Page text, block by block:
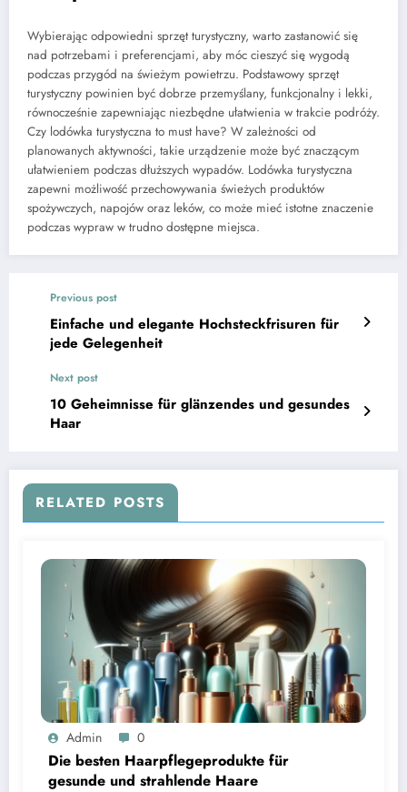
Wybierając odpowiedni sprzęt turystyczny, warto zastanowić się
nad potrzebami i preferencjami, aby móc cieszyć się wygodą
podczas przygód na świeżym powietrzu. Podstawowy sprzęt
turystyczny powinien być dobrze przemyślany, funkcjonalny i lekki,
równocześnie zapewniając niezbędne ułatwienia w trakcie podróży.
Czy lodówka turystyczna to must have? W zależności od
planowanych aktywności, takie urządzenie może być znaczącym
ułatwieniem podczas dłuższych wypadów. Lodówka turystyczna
zapewni możliwość przechowywania świeżych produktów
spożywczych, napojów oraz leków, co może mieć istotne znaczenie
podczas wypraw w trudno dostępne miejsca.
Previous post
Einfache und elegante Hochsteckfrisuren für
jede Gelegenheit
Next post
10 Geheimnisse für glänzendes und gesundes
Haar
RELATED POSTS
Admin 0
Die besten Haarpflegeprodukte für
gesunde und strahlende Haare